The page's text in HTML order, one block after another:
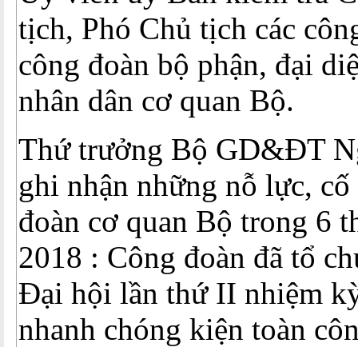
tịch, Phó Chủ tịch các
công đoàn bộ phận, đại
nhân dân cơ quan Bộ.
Thứ trưởng Bộ GD&ĐT
ghi nhận những nỗ lực, cố
đoàn cơ quan Bộ trong 6
2018 : Công đoàn đã tổ
Đại hội lần thứ II nhiệm
nhanh chóng kiện toàn